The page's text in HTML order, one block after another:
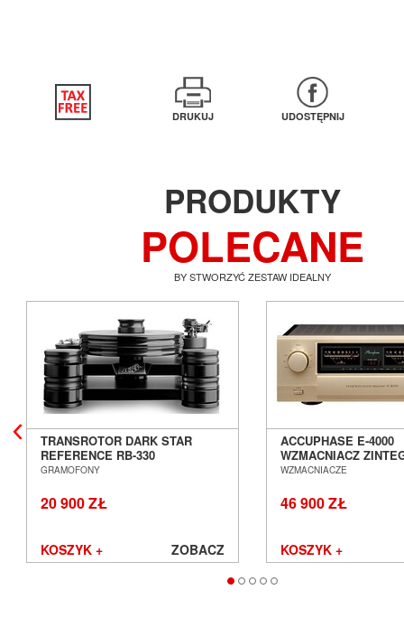
DRUKUJ UDOSTĘPNIJ
PRODUKTY
POLECANE
BY STWORZYĆ ZESTAW IDEALNY
TRANSROTOR DARK STAR
REFERENCE RB-330
GRAMOFON ANALOGOWY
GRAMOFONY
20 900 ZŁ
KOSZYK + ZOBACZ
ACCUPHASE E-4000
WZMACNIACZ
SALON POZNAŃ
WZMACNIACZE
46 900 ZŁ
KOSZYK +